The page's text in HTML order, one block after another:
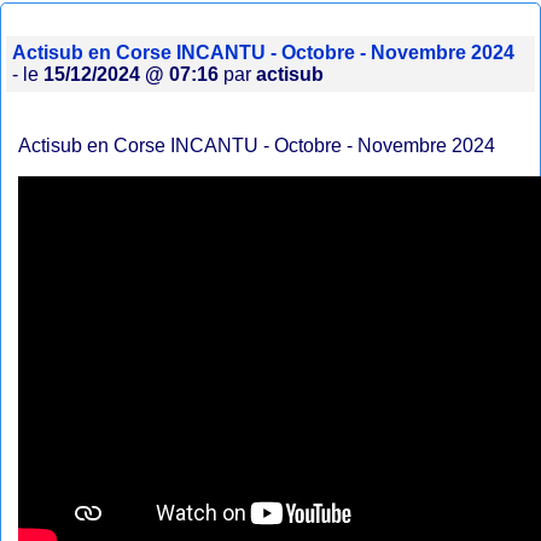
Actisub en Corse INCANTU - Octobre - Novembre 2024
- le 15/12/2024 @ 07:16 paractisub
Actisub en Corse INCANTU - Octobre - Novembre 2024